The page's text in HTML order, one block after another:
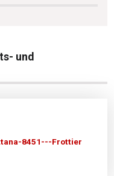
und
8451---Frottier